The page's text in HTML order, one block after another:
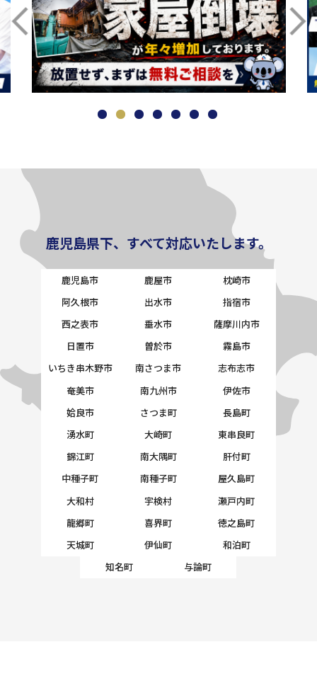
鹿児島県下、すべて対応いたします。
鹿児島市 鹿屋市
枕崎市
阿久根市
出水市
指宿市
西之表市
垂水市
薩摩川内市
日置市
曽於市
霧島市
いちき串木野市
南さつま市
志布志市
奄美市
南九州市
伊佐市
姶良市
さつま町
長島町
湧水町
大崎町
東串良町
錦江町
南大隅町
肝付町
中種子町
南種子町
屋久島町
大和村
宇検村
瀬戸内町
龍郷町
喜界町
徳之島町
天城町
伊仙町
和泊町
知名町
与論町